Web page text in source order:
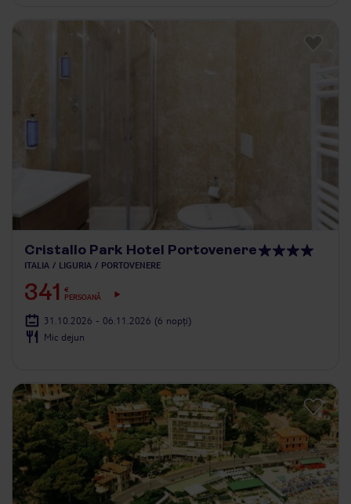
Cristallo Park Hotel Portovenere
ITALIA LIGURIA PORTOVENERE
341
€
PERSOANĂ
31.10.2026 - 06.11.2026 (6 nopți)
Mic dejun